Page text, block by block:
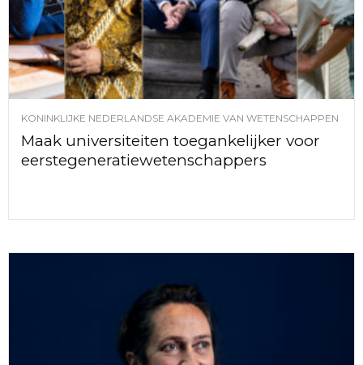
KONINKLIJKE NEDERLANDSE AKADEMIE VAN WETENSCHAPPEN
Maak universiteiten toegankelijker voor
eerstegeneratiewetenschappers